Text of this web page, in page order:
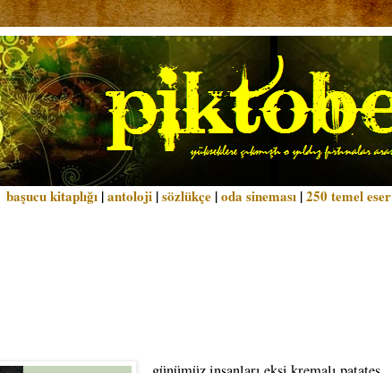
başucu kitaplığı |antoloji |sözlükçe |oda sineması |250 temel eser